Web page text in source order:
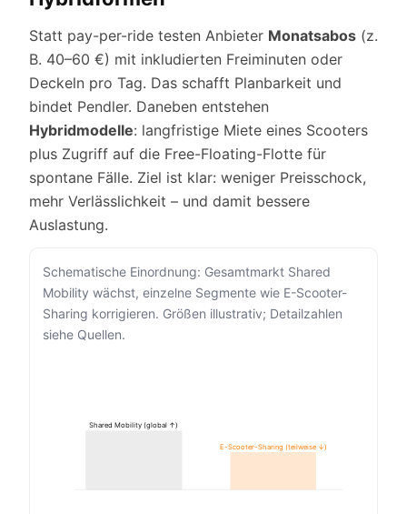
Statt pay-per-ride testen Anbieter Monatsabos (z.
B. 40–60 €) mit inkludierten Freiminuten oder
Deckeln pro Tag. Das schafft Planbarkeit und
bindet Pendler. Daneben entstehen
Hybridmodelle: langfristige Miete eines Scooters
plus Zugriff auf die Free-Floating-Flotte für
spontane Fälle. Ziel ist klar: weniger Preisschock,
mehr Verlässlichkeit – und damit bessere
Auslastung.
Schematische Einordnung: Gesamtmarkt Shared
Mobility wächst, einzelne Segmente wie E-Scooter-
Sharing korrigieren. Größen illustrativ; Detailzahlen
siehe Quellen.
Shared Mobility (global ↑)
E-Scooter-Sharing (teilweise ↓)